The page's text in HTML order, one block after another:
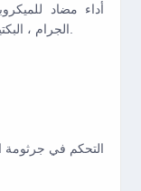
أداء مضاد
التحكم في جرثومة